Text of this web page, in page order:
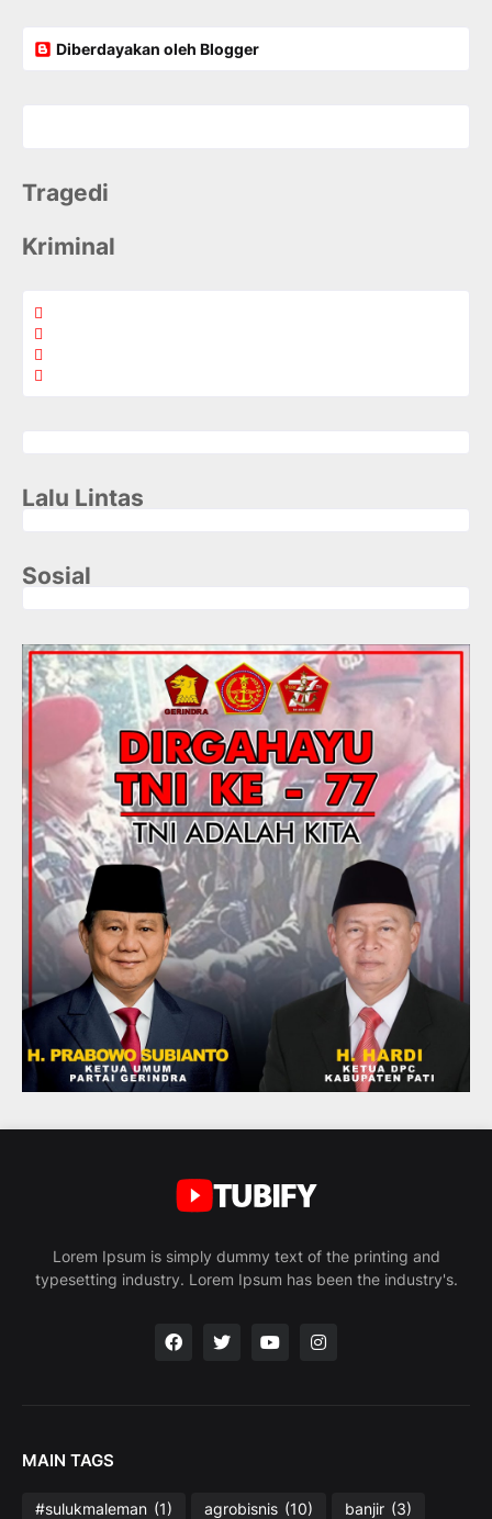
Diberdayakan oleh Blogger
Tragedi
Kriminal
Lalu Lintas
Sosial
Lorem Ipsum is simply dummy text of the printing and
typesetting industry. Lorem Ipsum has been the industry's.
MAIN TAGS
#sulukmaleman (1) agrobisnis (10) banjir (3)